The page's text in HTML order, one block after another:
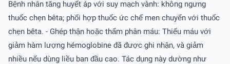
Bệnh nhân tăng huyết áp với suy mạch vành: không ngưng
thuốc chẹn bêta; phối hợp thuốc ức chế men chuyển với thuốc
chẹn bêta. - Ghép thận hoặc thẩm phân máu: Thiếu máu với
giảm hàm lượng hémoglobine đã được ghi nhận, và giảm
nhiều nếu dùng liều ban đầu cao. Tác dụng này dường như